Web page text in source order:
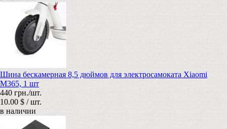
Шина бескамерная 8,5 дюймов для электросамоката Xiaomi
M365, 1 шт
440 грн./шт.
10.00 $ / шт.
в наличии